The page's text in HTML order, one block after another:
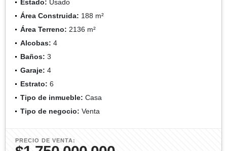
Estado: Usado
Área Construida: 188 m²
Área Terreno: 2136 m²
Alcobas: 4
Baños: 3
Garaje: 4
Estrato: 6
Tipo de inmueble: Casa
Tipo de negocio: Venta
PRECIO DE VENTA: